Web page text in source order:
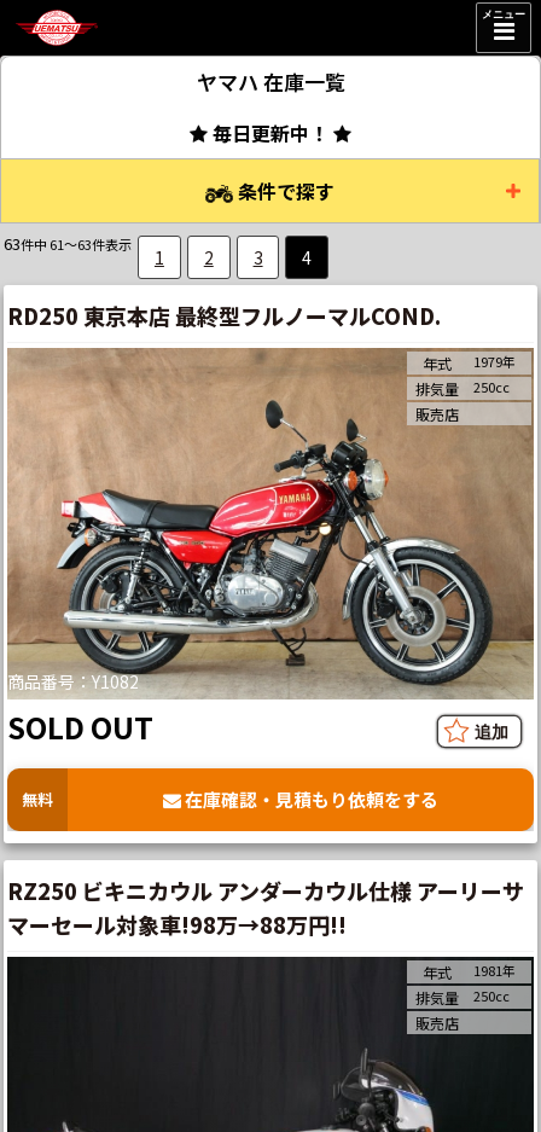
メニュー
ヤマハ 在庫一覧
毎日更新中！
条件で探す
63件中 61～63件表示
1 2 3 4
RD250 東京本店 最終型フルノーマルCOND.
商品番号：Y1082
年式 1979年
排気量 250cc
販売店
SOLD OUT
無料 在庫確認・見積もり依頼をする
RZ250 ビキニカウル アンダーカウル仕様 アーリーサ
マーセール対象車!98万→88万円!!
年式 1981年
排気量 250cc
販売店